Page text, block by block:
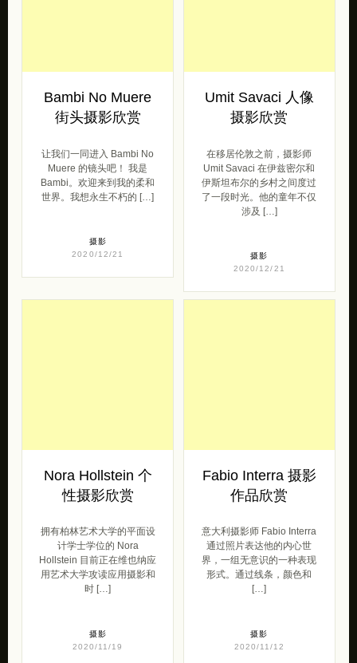
Bambi No Muere
街头摄影欣赏
让我们一同进入 Bambi No
Muere 的镜头吧！ 我是
Bambi。欢迎来到我的柔和
世界。我想永生不朽的 […]
摄影
2020/12/21
Umit Savaci 人像
摄影欣赏
在移居伦敦之前，摄影师
Umit Savaci 在伊兹密尔和
伊斯坦布尔的乡村之间度过
了一段时光。他的童年不仅
涉及 […]
摄影
2020/12/21
Nora Hollstein 个
性摄影欣赏
拥有柏林艺术大学的平面设
计学士学位的 Nora
Hollstein 目前正在维也纳应
用艺术大学攻读应用摄影和
时 […]
摄影
2020/11/19
Fabio Interra 摄影
作品欣赏
意大利摄影师 Fabio Interra
通过照片表达他的内心世
界，一组无意识的一种表现
形式。通过线条，颜色和
[…]
摄影
2020/11/12